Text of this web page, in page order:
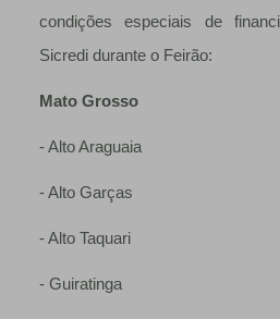
condições especiais de
Sicredi durante o Feirão:
Mato Grosso
- Alto Araguaia
- Alto Garças
- Alto Taquari
- Guiratinga